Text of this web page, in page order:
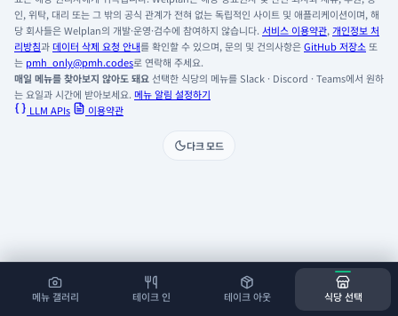
메뉴 갤러리 테이크 인 테이크 아웃 식당 선택
인, 위탁, 대리 또는 그 밖의 공식 관계가 전혀 없는 독립적인 사이트 및 애플리케이션이며, 해
당 회사들은 Welplan의 개발·운영·검수에 참여하지 않습니다. 서비스 이용약관, 개인정보 처
리방침과데이터 삭제 요청 안내를 확인할 수 있으며, 문의 및 건의사항은GitHub 저장소 또
는 pmh_only@pmh.codes로 연락해 주세요.
매일 메뉴를 찾아보지 않아도 돼요선택한 식당의 메뉴를 Slack · Discord · Teams에서 원하
는 요일과 시간에 받아보세요. 메뉴 알림 설정하기
LLM APIs
이용약관
다크 모드